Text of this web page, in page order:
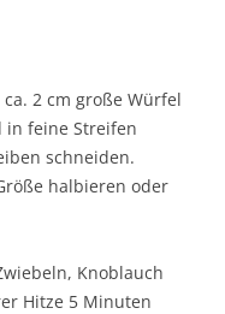
2 cm große Würfel
in feine Streifen
schneiden.
halbieren oder
Knoblauch
Hitze 5 Minuten